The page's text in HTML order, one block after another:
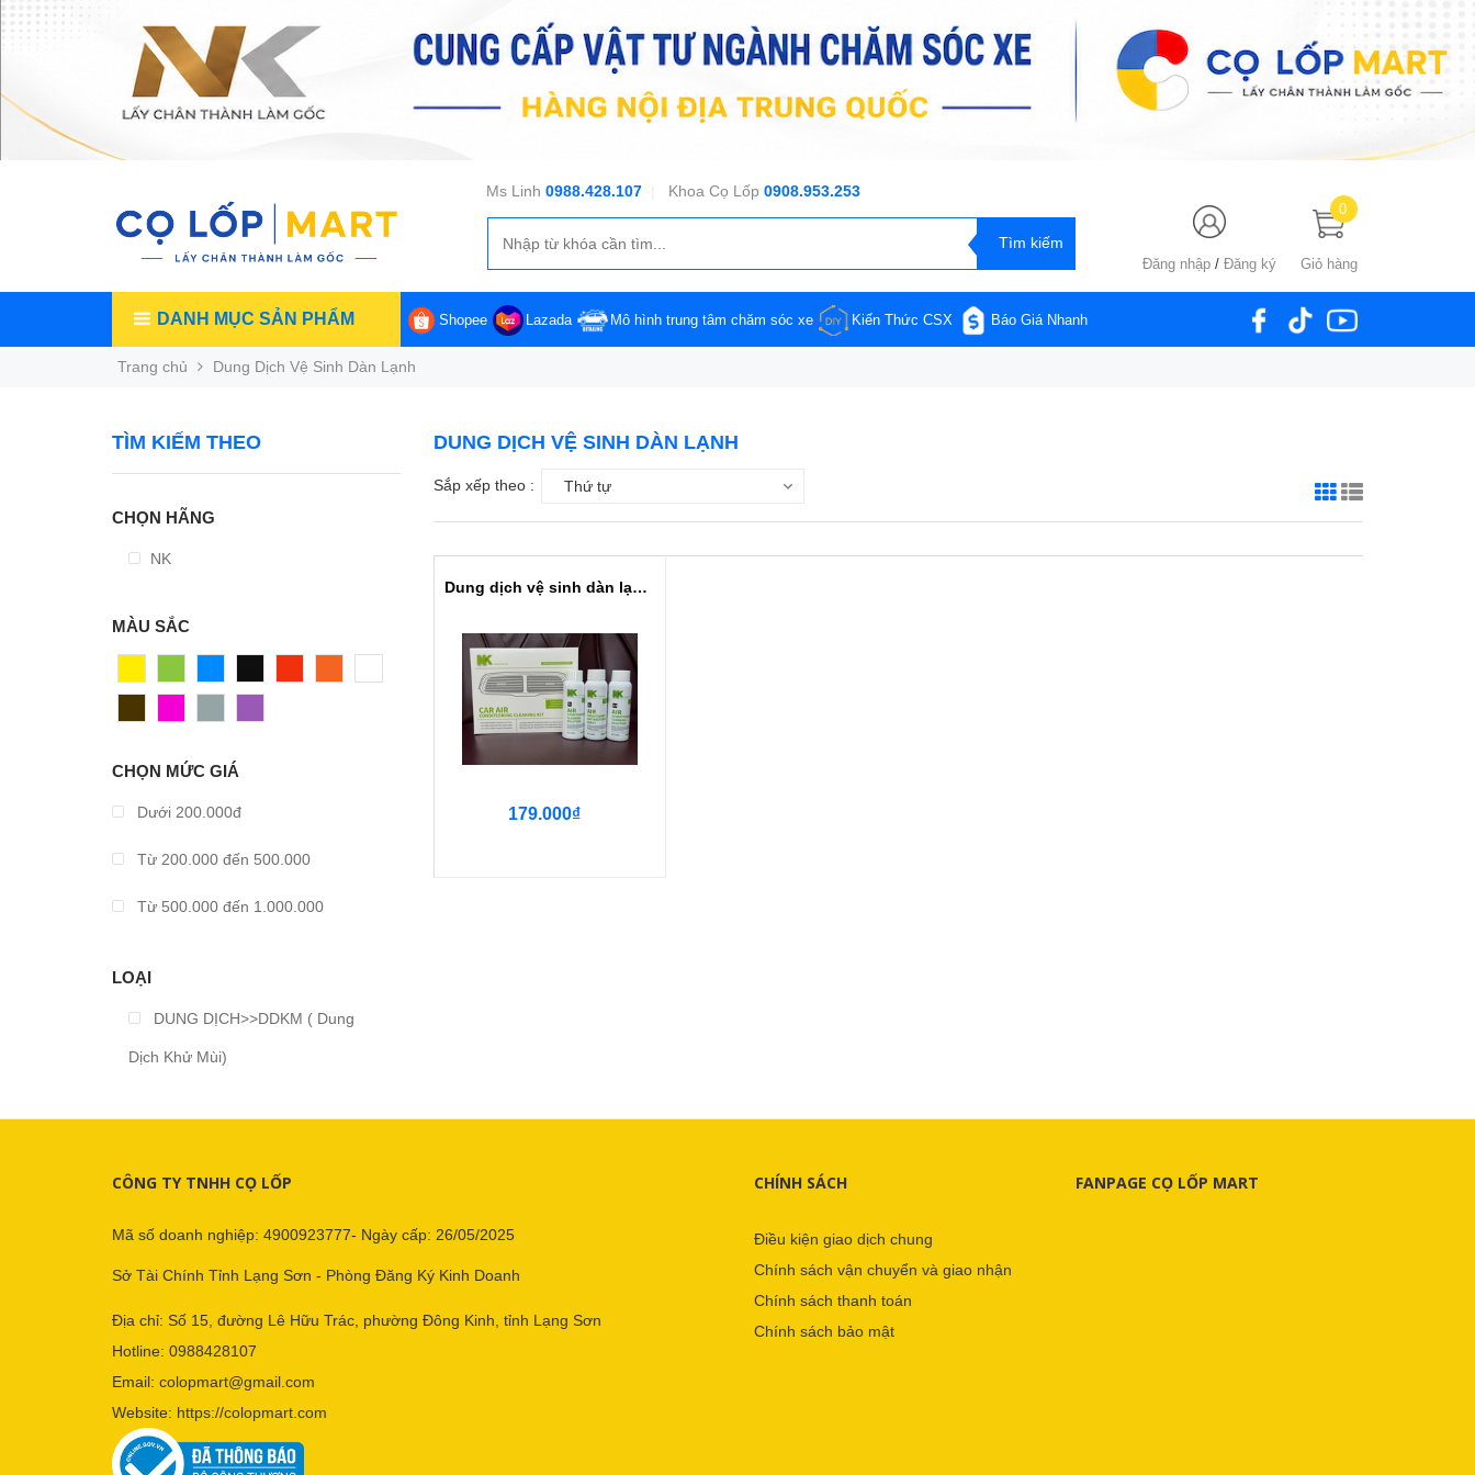
Ms Linh 0988.428.107| Khoa Cọ Lốp 0908.953.253
Đăng nhập / Đăng ký Giỏ hàng
0
DANH MỤC SẢN PHẨM Shopee Lazada Mô hình trung tâm chăm sóc xe Kiến Thức CSX Báo Giá Nhanh
Trang chủ Dung Dịch Vệ Sinh Dàn Lạnh
TÌM KIẾM THEO
CHỌN HÃNG
NK
MÀU SẮC
CHỌN MỨC GIÁ
Dưới 200.000đ
Từ 200.000 đến 500.000
Từ 500.000 đến 1.000.000
Từ 3.000.000 đến 4.000.000
Trên 10.000.000
LOẠI
DUNG DỊCH>>DDKM ( Dung
Dịch Khử Mùi)
DUNG DỊCH VỆ SINH DÀN LẠNH
Sắp xếp theo : Thứ tự
Dung dịch vệ sinh dàn lạnh điều ...
179.000₫
CÔNG TY TNHH CỌ LỐP
Mã số doanh nghiệp: 4900923777- Ngày cấp: 26/05/2025
Sở Tài Chính Tỉnh Lạng Sơn - Phòng Đăng Ký Kinh Doanh
Địa chỉ: Số 15, đường Lê Hữu Trác, phường Đông Kinh, tỉnh Lạng Sơn
Hotline: 0988428107
Email: colopmart@gmail.com
Website: https://colopmart.com
CHÍNH SÁCH
Điều kiện giao dịch chung
Chính sách vận chuyển và giao nhận
Chính sách thanh toán
Chính sách bảo mật
FANPAGE CỌ LỐP MART